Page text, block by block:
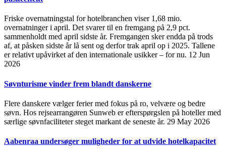
Friske overnatningstal for hotelbranchen viser 1,68 mio.
overnatninger i april. Det svarer til en fremgang på 2,9 pct.
sammenholdt med april sidste år. Fremgangen sker endda på trods
af, at påsken sidste år lå sent og derfor trak april op i 2025. Tallene
er relativt upåvirket af den internationale usikker – for nu. 12 Jun
2026
Søvnturisme vinder frem blandt danskerne
Flere danskere vælger ferier med fokus på ro, velvære og bedre
søvn. Hos rejsearrangøren Sunweb er efterspørgslen på hoteller med
særlige søvnfaciliteter steget markant de seneste år. 29 May 2026
Aabenraa undersøger muligheder for at udvide hotelkapacitet